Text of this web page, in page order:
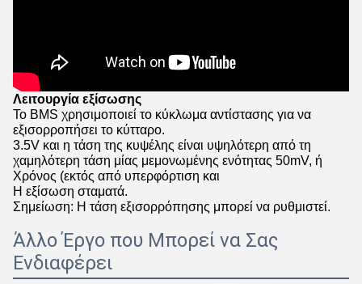
Λειτουργία εξίσωσης
Το BMS χρησιμοποιεί το κύκλωμα αντίστασης για να
εξισορροπήσει το κύτταρο.
3.5V και η τάση της κυψέλης είναι υψηλότερη από τη
χαμηλότερη τάση μίας μεμονωμένης ενότητας 50mV, ή
Χρόνος (εκτός από υπερφόρτιση και
Η εξίσωση σταματά.
Σημείωση: Η τάση εξισορρόπησης μπορεί να ρυθμιστεί.
Άλλο Έργο που Μπορεί να Σας
Ενδιαφέρει